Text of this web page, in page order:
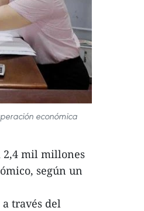
económica
2,4 mil millones
según un
través del